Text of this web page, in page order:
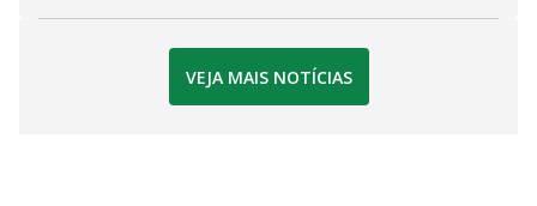
VEJA MAIS NOTÍCIAS